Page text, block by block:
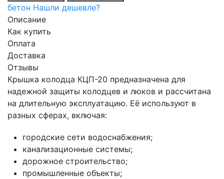
бетон Нашли дешевле?
Описание
Как купить
Оплата
Доставка
Отзывы
Крышка колодца КЦП-20 предназначена для
надежной защиты колодцев и люков и рассчитана
на длительную эксплуатацию. Её используют в
разных сферах, включая:
городские сети водоснабжения;
канализационные системы;
дорожное строительство;
промышленные объекты;